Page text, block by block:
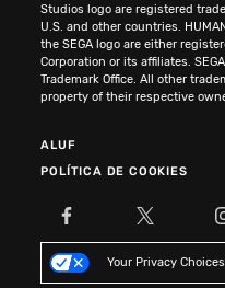
Studios logo are registered
U.S. and other countries.
the SEGA logo are either
Corporation or its affiliates.
Trademark Office. All other
property of their respective
ALUF
POLÍTICA DE COOKIES
Your Privacy Choices